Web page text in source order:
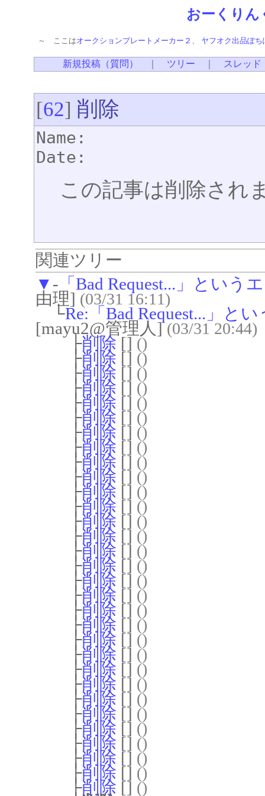
おーくりん
～ ここはオークションプレートメーカー２ ヤフオク出品ぽち
新規投稿（質問） ツリー スレッド
[62] 削除
Name:
Date:
この記事は削除され
関連ツリー
▼ - 「Bad Request...」とい
由理] (03/31 16:11)
└Re:「Bad Request...」と
[mayu2@管理人](03/31 20:44)
├削除 [] ()
├削除 [] ()
├削除 [] ()
├削除 [] ()
├削除 [] ()
├削除 [] ()
├削除 [] ()
├削除 [] ()
├削除 [] ()
├削除 [] ()
├削除 [] ()
├削除 [] ()
├削除 [] ()
├削除 [] ()
├削除 [] ()
├削除 [] ()
├削除 [] ()
├削除 [] ()
├削除 [] ()
├削除 [] ()
├削除 [] ()
├削除 [] ()
├削除 [] ()
├削除 [] ()
├削除 [] ()
├削除 [] ()
├削除 [] ()
├削除 [] ()
├削除 [] ()
├削除 [] ()
├削除 [] ()